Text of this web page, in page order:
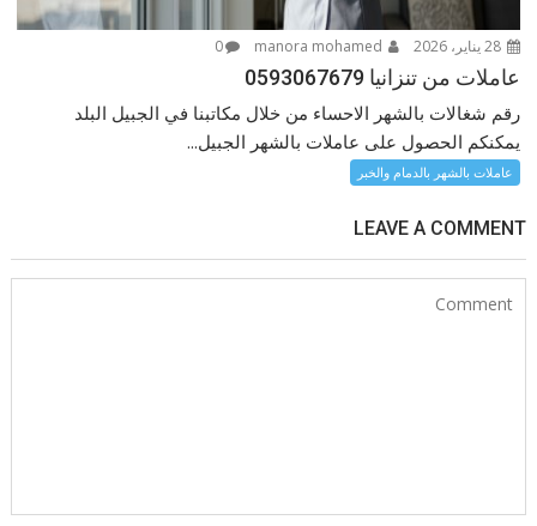
28 يناير، 2026 0
عاملات من تنزانيا 0593067679
رقم شغالات بالشهر الاحساء من خلال مكاتبنا في الجبيل البلد
يمكنكم الحصول على عاملات بالشهر الجبيل...
عاملات بالشهر بالدمام والخبر
LEAVE A COMMENT